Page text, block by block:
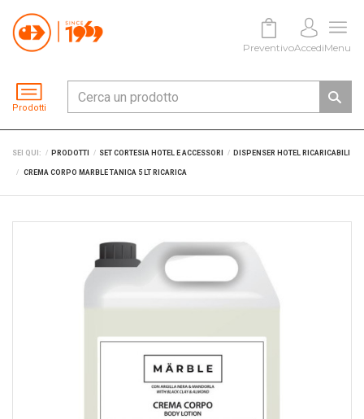
Prodotti
PreventivoAccediMenu
SEI QUI: PRODOTTI SET CORTESIA HOTEL E ACCESSORI DISPENSER HOTEL RICARICABILI
CREMA CORPO MARBLE TANICA 5 LT RICARICA